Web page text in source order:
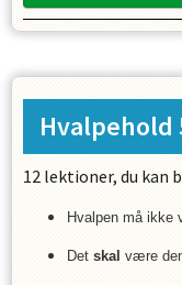
Hvalpehold
12 lektioner, du kan
Hvalpen må ikke
Det skal være